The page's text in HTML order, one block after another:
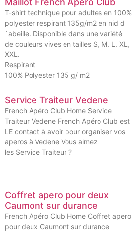
Maillot French Apéro Club
T-shirt technique pour adultes en 100%
polyester respirant 135g/m2 en nid d
´abeille. Disponible dans une variété
de couleurs vives en tailles S, M, L, XL,
XXL.
Respirant
100% Polyester 135 g/ m2
Service Traiteur Vedene
French Apéro Club Home Service
Traiteur Vedene French Apéro Club est
LE contact à avoir pour organiser vos
aperos à Vedene Vous aimez
les Service Traiteur ?
Coffret apero pour deux
Caumont sur durance
French Apéro Club Home Coffret apero
pour deux Caumont sur durance